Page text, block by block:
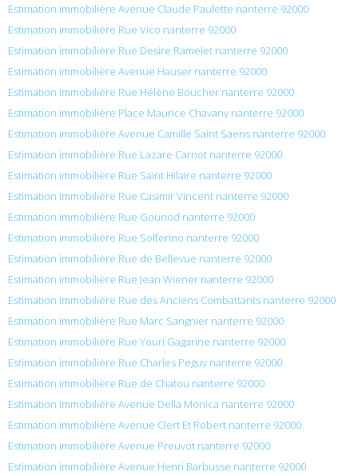
Estimation immobilière Avenue Claude Paulette nanterre 92000
Estimation immobilière Rue Vico nanterre 92000
Estimation immobilière Rue Desire Ramelet nanterre 92000
Estimation immobilière Avenue Hauser nanterre 92000
Estimation immobilière Rue Hélène Boucher nanterre 92000
Estimation immobilière Place Maurice Chavany nanterre 92000
Estimation immobilière Avenue Camille Saint Saens nanterre 92000
Estimation immobilière Rue Lazare Carnot nanterre 92000
Estimation immobilière Rue Saint Hilaire nanterre 92000
Estimation immobilière Rue Casimir Vincent nanterre 92000
Estimation immobilière Rue Gounod nanterre 92000
Estimation immobilière Rue Solferino nanterre 92000
Estimation immobilière Rue de Bellevue nanterre 92000
Estimation immobilière Rue Jean Wiener nanterre 92000
Estimation immobilière Rue des Anciens Combattants nanterre 92000
Estimation immobilière Rue Marc Sangnier nanterre 92000
Estimation immobilière Rue Youri Gagarine nanterre 92000
Estimation immobilière Rue Charles Peguy nanterre 92000
Estimation immobilière Rue de Chatou nanterre 92000
Estimation immobilière Avenue Della Monica nanterre 92000
Estimation immobilière Avenue Clert Et Robert nanterre 92000
Estimation immobilière Avenue Preuvot nanterre 92000
Estimation immobilière Avenue Henri Barbusse nanterre 92000